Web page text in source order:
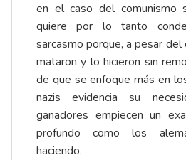
en el caso del comunismo
quiere por lo tanto
sarcasmo porque, a pesar
mataron y lo hicieron sin
de que se enfoque más en
nazis evidencia su
ganadores empiecen un
profundo como los
haciendo.